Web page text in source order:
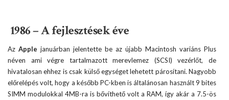
1986 – A fejlesztések éve
Az Apple januárban jelentette be az újabb Macintosh variáns Plus
néven ami végre tartalmazott merevlemez (SCSI) vezérlőt, de
hivatalosan ehhez is csak külső egységet lehetett párosítani. Nagyobb
előrelépés volt, hogy a később PC-kben is általánosan használt 9 bites
SIMM modulokkal 4MB-ra is bővíthető volt a RAM, így akár a 7.5-ös